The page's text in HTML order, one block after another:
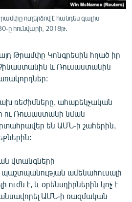
ուղերձով է հանդես գալիս
ը հունվարի, 2018թ․
Թրամփը Կոնգրեսին հղած իր
և Ռուսաստանին
ռեժիմները, ահաբեկչական
Ռուսաստանի նման
են ԱՄՆ-ի շահերին,
վտանգների
պաշտպանության ամենահուսալի
ուժն է, և օրենսդիրներին կոչ է
ԱՄՆ-ի ռազմական